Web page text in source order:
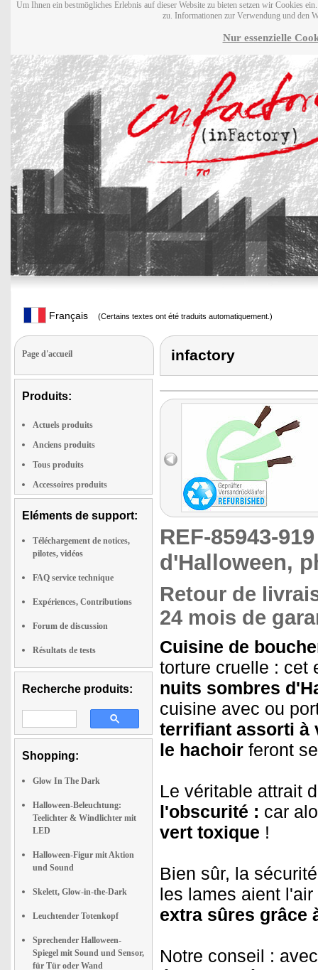
Um Ihnen ein bestmögliches Erlebnis auf dieser Website zu bieten setzen wir Cookies
zu. Informationen zur Verwendung und den
Nur essenzielle
Français (Certains textes ont été traduits automatiquement.)
Page d'accueil
Produits:
Actuels produits
Anciens produits
Tous produits
Accessoires produits
Eléments de support:
Téléchargement de notices,
pilotes, vidéos
FAQ service technique
Expériences, Contributions
Forum de discussion
Résultats de tests
Recherche produits:
Shopping:
Glow In The Dark
Halloween-Beleuchtung:
Teelichter & Windlichter mit
LED
Halloween-Figur mit Aktion
und Sound
Skelett, Glow-in-the-Dark
Leuchtender Totenkopf
Sprechender Halloween-
Spiegel mit Sound und Sensor,
für Tür oder Wand
infactory
REF-85943-
d'Halloween,
Retour de
24 mois de
Cuisine de
torture cruelle : cet
nuits sombres
cuisine avec ou
terrifiant assorti à
le hachoir feront
Le véritable attrait
l'obscurité : car
vert toxique !
Bien sûr, la
les lames aient
extra sûres grâce
Notre conseil :